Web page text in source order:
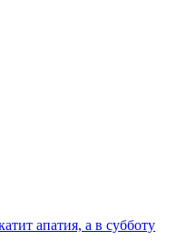
апатия, а в субботу